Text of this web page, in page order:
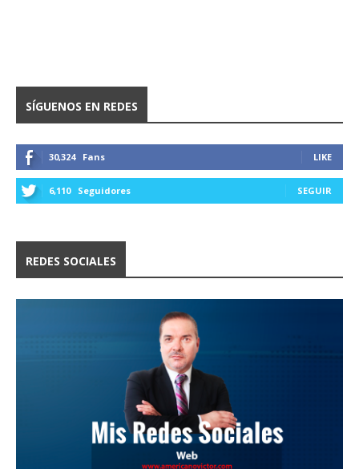
SÍGUENOS EN REDES
30,324 Fans LIKE
6,110 Seguidores SEGUIR
REDES SOCIALES